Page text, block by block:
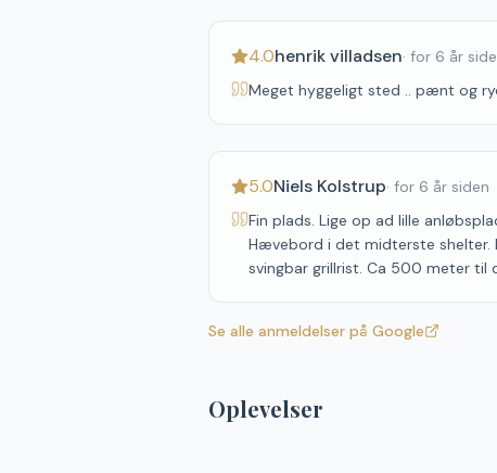
4.0henrik villadsen· for 6 år
Meget hyggeligt sted .. pænt og
5.0Niels Kolstrup· for 6 år siden
Fin plads. Lige op ad lille
Hævebord i det midterste
svingbar grillrist. Ca 500 meter til
Se alle anmeldelser på Google
Oplevelser